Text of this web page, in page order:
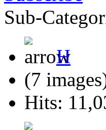
Sub-
H
(7
Hits: